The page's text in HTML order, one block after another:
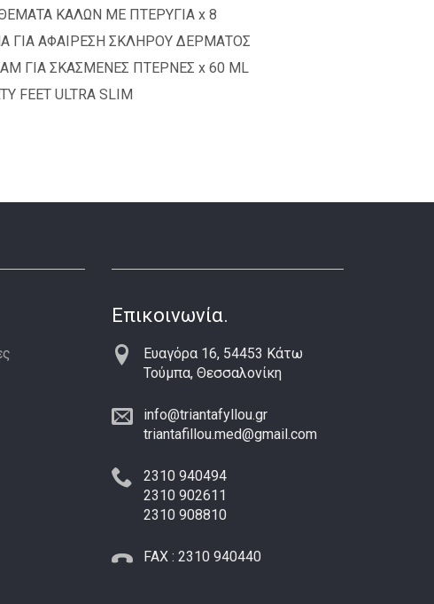
ΚΑΛΩΝ ΜΕ ΠΤΕΡΥΓΙΑ x 8
ΓΙΑ ΑΦΑΙΡΕΣΗ ΣΚΛΗΡΟΥ ΔΕΡΜΑΤΟΣ
ΓΙΑ ΣΚΑΣΜΕΝΕΣ ΠΤΕΡΝΕΣ x 60 ML
FEET ULTRA SLIM
Επικοινωνία.
Ευαγόρα 16, 54453 Κάτω
Τούμπα, Θεσσαλονίκη
info@triantafyllou.gr
triantafillou.med@gmail.com
2310 940494
2310 902611
2310 908810
FAX : 2310 940440